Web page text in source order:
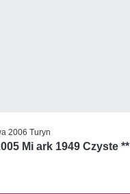
2006 Turyn
Mi ark 1949 Czyste **